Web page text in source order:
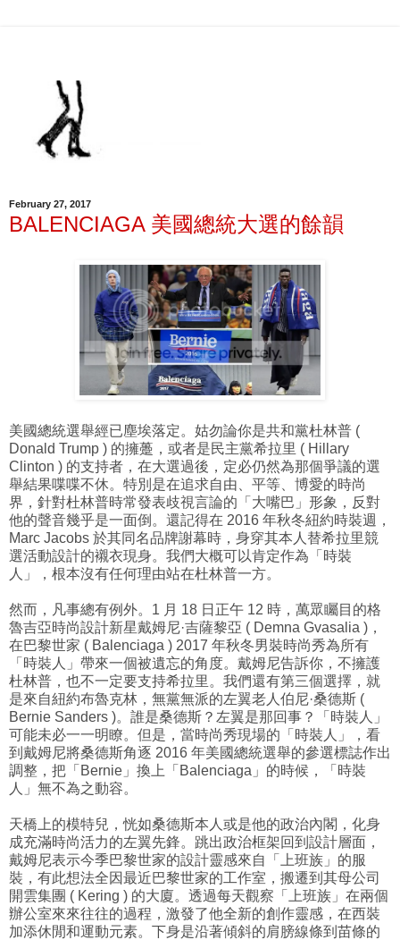
February 27, 2017
BALENCIAGA 美國總統大選的餘韻
美國總統選舉經已塵埃落定。姑勿論你是共和黨杜林普 (
Donald Trump ) 的擁躉，或者是民主黨希拉里 ( Hillary
Clinton ) 的支持者，在大選過後，定必仍然為那個爭議的選
舉結果喋喋不休。特別是在追求自由、平等、博愛的時尚
界，針對杜林普時常發表歧視言論的「大嘴巴」形象，反對
他的聲音幾乎是一面倒。還記得在 2016 年秋冬紐約時裝週，
Marc Jacobs 於其同名品牌謝幕時，身穿其本人替希拉里競
選活動設計的襯衣現身。我們大概可以肯定作為「時裝
人」，根本沒有任何理由站在杜林普一方。
然而，凡事總有例外。1 月 18 日正午 12 時，萬眾矚目的格
魯吉亞時尚設計新星戴姆尼·吉薩黎亞 ( Demna Gvasalia )，
在巴黎世家 ( Balenciaga ) 2017 年秋冬男裝時尚秀為所有
「時裝人」帶來一個被遺忘的角度。戴姆尼告訴你，不擁護
杜林普，也不一定要支持希拉里。我們還有第三個選擇，就
是來自紐約布魯克林，無黨無派的左翼老人伯尼·桑德斯 (
Bernie Sanders )。誰是桑德斯？左翼是那回事？「時裝人」
可能未必一一明瞭。但是，當時尚秀現場的「時裝人」，看
到戴姆尼將桑德斯角逐 2016 年美國總統選舉的參選標誌作出
調整，把「Bernie」換上「Balenciaga」的時候，「時裝
人」無不為之動容。
天橋上的模特兒，恍如桑德斯本人或是他的政治內閣，化身
成充滿時尚活力的左翼先鋒。 跳出政治框架回到設計層面，
戴姆尼表示今季巴黎世家的設計靈感來自「上班族」的服
裝，有此想法全因最近巴黎世家的工作室，搬遷到其母公司
開雲集團 ( Kering ) 的大廈。透過每天觀察「上班族」在兩個
辦公室來來往往的過程，激發了他全新的創作靈感，在西裝
加添休閒和運動元素。下身是沿著傾斜的肩膀線條到苗條的